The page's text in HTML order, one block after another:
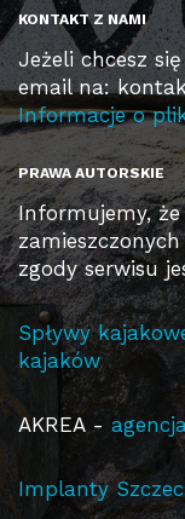
KONTAKT Z NAMI
Jeżeli chcesz
email na:
Informacje o
PRAWA AUTORSKIE
Informujemy,
zgody serwisu
Spływy
kajaków
AKREA -
Implanty